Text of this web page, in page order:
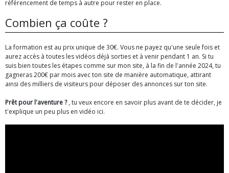
référencement de temps à autre pour rester en place.
Combien ça coûte ?
La formation est au prix unique de 30€. Vous ne payez qu'une seule fois et
aurez accès à toutes les vidéos déjà sorties et à venir pendant 1 an. Si tu
suis bien toutes les étapes comme sur mon site, à la fin de l'année 2024, tu
gagneras 200€ par mois avec ton site de manière automatique, attirant
ainsi des milliers de visiteurs pour déposer des annonces sur ton site.
Prêt pour l'aventure ?, tu veux encore en savoir plus avant de te décider, je
t'explique un peu plus en vidéo ici.